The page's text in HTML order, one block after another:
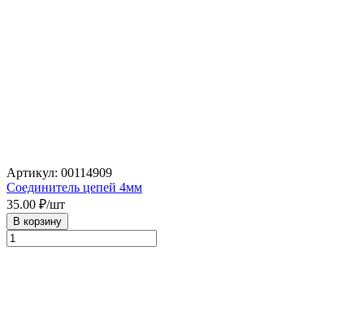
Артикул: 00114909
Соединитель цепей 4мм
35.00 ₽/шт
В корзину